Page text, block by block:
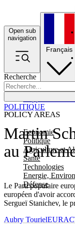
Open sub
navigation
Recherche
POLICY AREAS
Economie
Politique
Agriculture et
Santé
Technologies
Energie,
Défense
Français
Martin
au
Le Parti populaire
européen d'avoir
Sergueï Stanichev, le
POLITIQUE
Aubry Touriel